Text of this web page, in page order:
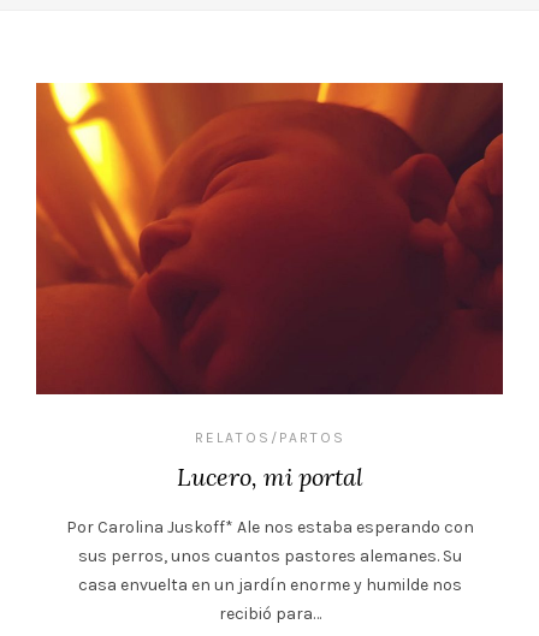
RELATOS/PARTOS
Lucero, mi portal
Por Carolina Juskoff* Ale nos estaba esperando con
sus perros, unos cuantos pastores alemanes. Su
casa envuelta en un jardín enorme y humilde nos
recibió para…